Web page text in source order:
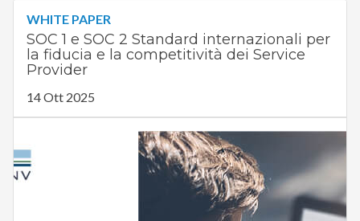
WHITE PAPER
SOC 1 e SOC 2 Standard internazionali per
la fiducia e la competitività dei Service
Provider
14 Ott 2025